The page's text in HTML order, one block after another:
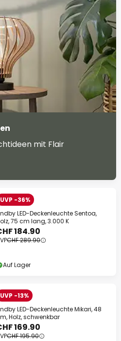
mit Flair
UVP -36%
LED-Deckenleuchte Sentoa,
75 cm lang, 3.000 K
184.90
CHF 289.90
Auf Lager
UVP -13%
LED-Deckenleuchte Mikari, 48
Holz, schwenkbar
169.90
CHF 195.90